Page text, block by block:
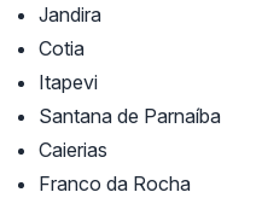
Jandira
Cotia
Itapevi
Santana de Parnaíba
Caierias
Franco da Rocha